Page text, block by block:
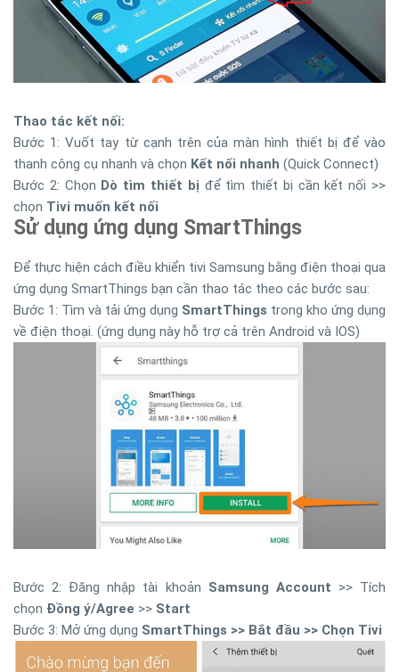
Thao tác kết nối:
Bước 1: Vuốt tay từ cạnh trên của màn hình thiết bị để vào
thanh công cụ nhanh và chọn Kết nối nhanh (Quick Connect)
Bước 2: Chọn Dò tìm thiết bị để tìm thiết bị cần kết nối >>
chọn Tivi muốn kết nối
Sử dụng ứng dụng SmartThings
Để thực hiện cách điều khiển tivi Samsung bằng điện thoại qua
ứng dụng SmartThings bạn cần thao tác theo các bước sau:
Bước 1: Tìm và tải ứng dụng SmartThings trong kho ứng dụng
về điện thoại. (ứng dụng này hỗ trợ cả trên Android và IOS)
Bước 2: Đăng nhập tài khoản Samsung Account >> Tích
chọn Đồng ý/Agree >> Start
Bước 3: Mở ứng dụng SmartThings >> Bắt đầu >> Chọn Tivi